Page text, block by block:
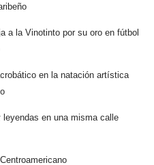
a la Vinotinto por su oro en fútbol
en la natación artística
leyendas en una misma calle